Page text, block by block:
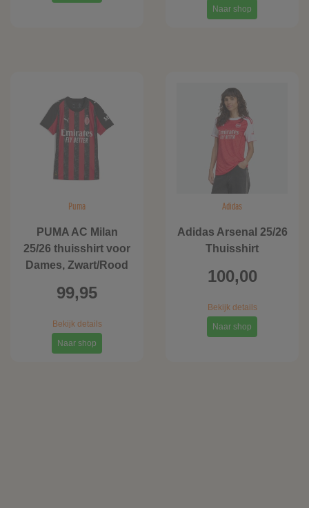
Naar shop
Puma
PUMA AC Milan
25/26 thuisshirt voor
Dames, Zwart/Rood
99,95
Bekijk details
Naar shop
Adidas
Adidas Arsenal 25/26
Thuisshirt
100,00
Bekijk details
Naar shop